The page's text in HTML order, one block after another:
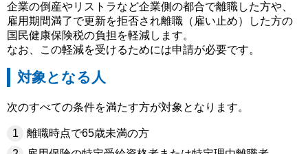
企業の倒産やリストラなど企業側の都合で離職した方や、
雇用期間満了で更新を拒否され離職（雇い止め）した方の
国民健康保険税の負担を軽減します。
なお、この軽減を受けるためには申請が必要です。
対象となる人
次のすべての条件を満たす方が対象となります。
離職時点で65歳未満の方